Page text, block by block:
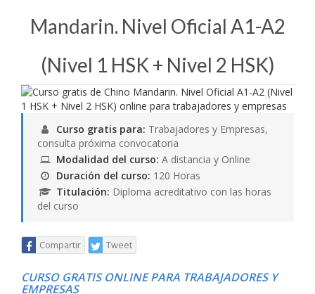
Mandarin. Nivel Oficial A1-A2
(Nivel 1 HSK + Nivel 2 HSK)
Curso gratis para: Trabajadores y Empresas,
consulta próxima convocatoria
Modalidad del curso: A distancia y Online
Duración del curso: 120 Horas
Titulación: Diploma acreditativo con las horas
del curso
Compartir Tweet
CURSO GRATIS ONLINE PARA TRABAJADORES Y
EMPRESAS